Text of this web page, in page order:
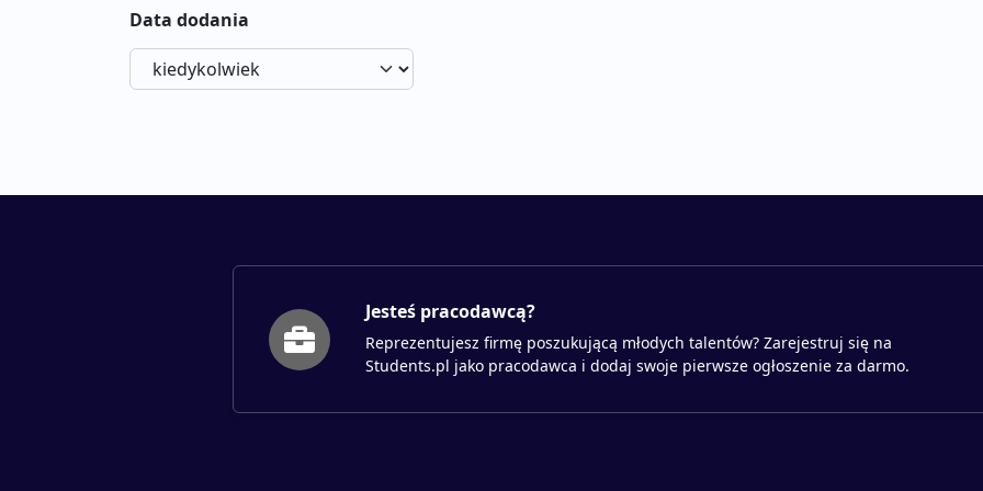
Data dodania
Jesteś pracodawcą?
Reprezentujesz firmę poszukującą młodych talentów? Zarejestruj się na
Students.pl jako pracodawca i dodaj swoje pierwsze ogłoszenie za darmo.